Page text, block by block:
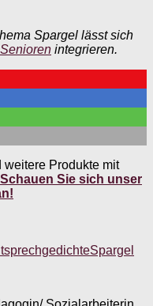
Spargel lässt sich
integrieren.
weitere Produkte mit
Schauen Sie sich unser
Spargel